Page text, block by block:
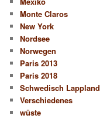
Monte Claros
New York
Nordsee
Norwegen
Paris 2013
Paris 2018
Schwedisch Lappland
Verschiedenes
wüste